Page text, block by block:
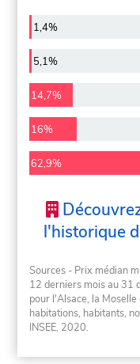
1,4%
5,1%
14,7%
16%
62,9%
l'historique
Sources - Prix médian
12 derniers mois au 31
pour l'Alsace, la
habitations, habitants,
INSEE, 2020.